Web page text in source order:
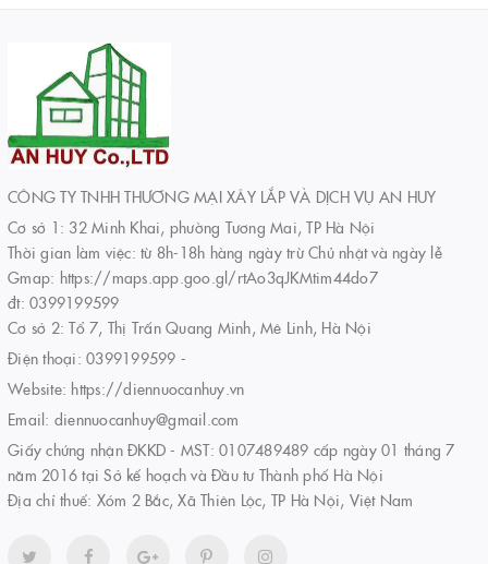
CÔNG TY TNHH THƯƠNG MẠI XÂY LẮP VÀ DỊCH VỤ AN HUY
Cơ sở 1: 32 Minh Khai, phường Tương Mai, TP Hà Nội
Thời gian làm việc: từ 8h-18h hàng ngày trừ Chủ nhật và ngày lễ
Gmap: https://maps.app.goo.gl/rtAo3qJKMtim44do7
đt: 0399199599
Cơ sở 2: Tổ 7, Thị Trấn Quang Minh, Mê Linh, Hà Nội
Điện thoại: 0399199599 -
Website: https://diennuocanhuy.vn
Email: diennuocanhuy@gmail.com
Giấy chứng nhận ĐKKD - MST: 0107489489 cấp ngày 01 tháng 7
năm 2016 tại Sở kế hoạch và Đầu tư Thành phố Hà Nội
Địa chỉ thuế: Xóm 2 Bắc, Xã Thiên Lộc, TP Hà Nội, Việt Nam